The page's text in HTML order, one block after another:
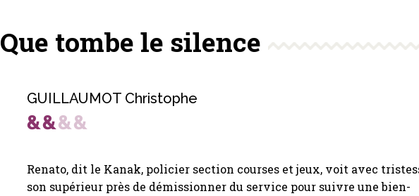
Que tombe le silence
GUILLAUMOT Christophe
Renato, dit le Kanak, policier section courses et jeux, voit avec
son supérieur près de démissionner du service pour suivre une bien-